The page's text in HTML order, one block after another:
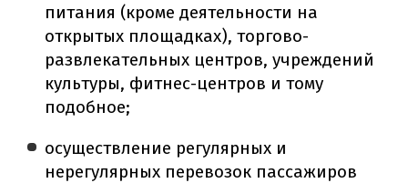
питания (кроме деятельности на
открытых площадках), торгово-
развлекательных центров, учреждений
культуры, фитнес-центров и тому
подобное;
осуществление регулярных и
нерегулярных перевозок пассажиров